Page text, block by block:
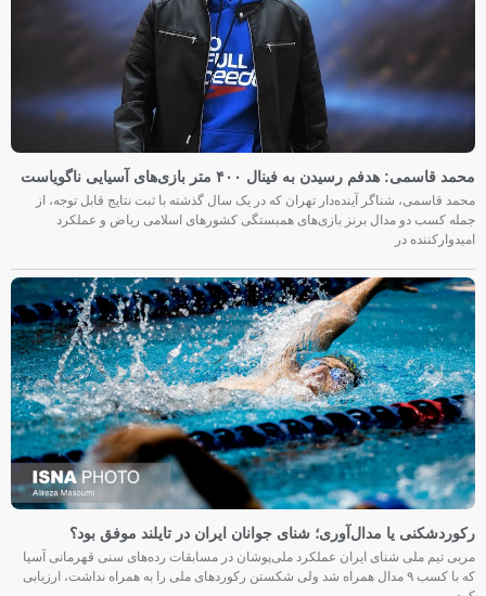
محمد قاسمی: هدفم رسیدن به فینال ۴۰۰ متر بازی‌های آسیایی ناگویاست
محمد قاسمی، شناگر آینده‌دار تهران که در یک سال گذشته با ثبت نتایج قابل توجه، از
جمله کسب دو مدال برنز بازی‌های همبستگی کشورهای اسلامی ریاض و عملکرد
امیدوارکننده در
رکوردشکنی یا مدال‌آوری؛ شنای جوانان ایران در تایلند موفق بود؟
مربی تیم ملی شنای ایران عملکرد ملی‌پوشان در مسابقات رده‌های سنی قهرمانی آسیا
که با کسب ۹ مدال همراه شد ولی شکستن رکوردهای ملی را به همراه نداشت، ارزیابی